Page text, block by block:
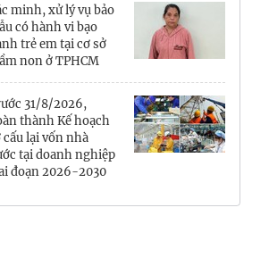
Hồ Chí Minh
Hà Tĩnh
Hưng Yên
Hải Phòng
Khánh Hòa
minh, xử lý vụ bảo
có hành vi bạo
trẻ em tại cơ sở
non ở TPHCM
31/8/2026,
thành Kế hoạch
cấu lại vốn nhà
tại doanh nghiệp
đoạn 2026-2030